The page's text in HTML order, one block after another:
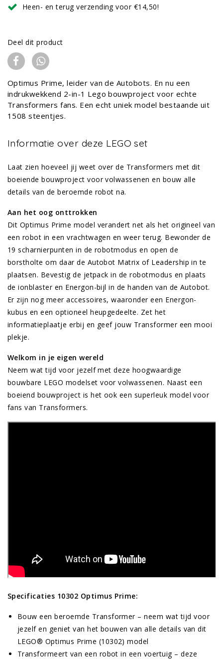
Heen- en terug verzending voor €14,50!
Deel dit product
Optimus Prime, leider van de Autobots. En nu een
indrukwekkend 2-in-1 Lego bouwproject voor echte
Transformers fans. Een echt uniek model bestaande uit
1508 steentjes.
Informatie over deze LEGO set
Laat zien hoeveel jij weet over de Transformers met dit
boeiende bouwproject voor volwassenen en bouw alle
details van de beroemde robot na.
Aan het oog onttrokken
Dit Optimus Prime model verandert net als het origineel van
een robot in een vrachtwagen en weer terug. Bewonder de
19 scharnierpunten in de robotmodus en open de
borstholte om daar de Autobot Matrix of Leadership in te
plaatsen. Bevestig de jetpack in de robotmodus en plaats
de ionblaster en Energon-bijl in de handen van de Autobot.
Er zijn nog meer accessoires, waaronder een Energon-
kubus en een optioneel heupgedeelte. Zet het
informatieplaatje erbij en geef jouw Transformer een mooi
plekje.
Welkom in je eigen wereld
Neem wat tijd voor jezelf met deze hoogwaardige
bouwbare LEGO modelset voor volwassenen. Naast een
boeiend bouwproject is het ook een superleuk model voor
fans van Transformers.
Specificaties 10302 Optimus Prime:
Bouw een beroemde Transformer – neem wat tijd voor
jezelf en geniet van het bouwen van alle details van dit
LEGO® Optimus Prime (10302) model
Transformeert van een robot in een voertuig – deze